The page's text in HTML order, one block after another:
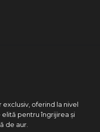
exclusiv, oferind la nivel
pentru îngrijirea și
de aur.